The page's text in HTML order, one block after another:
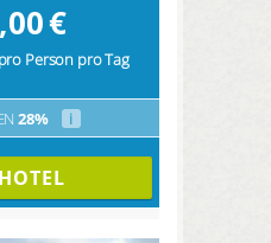
€
Person pro Tag
28% i